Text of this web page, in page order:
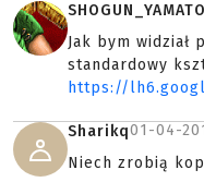
SHOGUN_YAMATO
Jak bym widział
standardowy
https://
Sharikq01-04-
Niech zrobią